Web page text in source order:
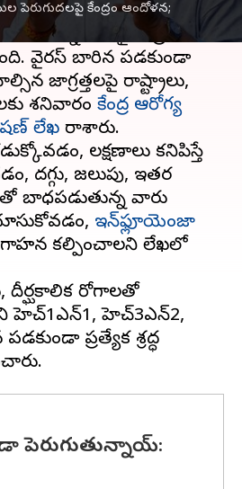
పెరుగుదలపై కేంద్రం ఆందోళన;
ఇన్‌ఫ్లూయెంజా
తీరుపై కేంద్రం
వైరస్ బారిన పడకుండా
జాగ్రత్తలపై రాష్ట్రాలు,
శనివారం కేంద్ర ఆరోగ్య
లేఖ రాశారు.
లక్షణాలు కనిపిస్తే
దగ్గు, జలుపు, ఇతర
బాధపడుతున్న వారు
ఇన్‌ఫ్లూయెంజా
కల్పించాలని లేఖలో
దీర్ఘకాలిక రోగాలతో
హెచ్1ఎన్1, హెచ్3ఎన్2,
ప్రత్యేక శ్రద్ధ
పెరుగుతున్నాయ్: